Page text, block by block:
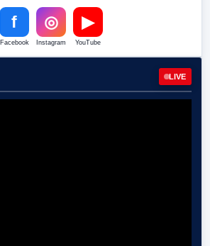
f
Facebook
◎
Instagram
▶
YouTube
LIVE